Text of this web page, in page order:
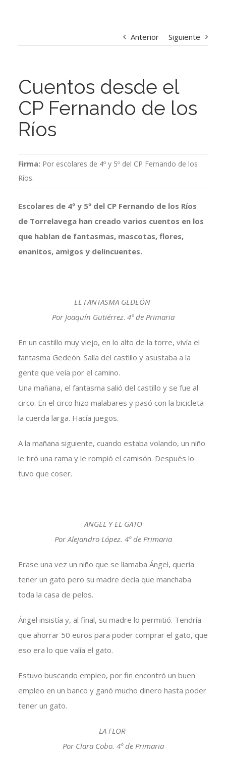
Anterior Siguiente
Cuentos desde el
CP Fernando de los
Ríos
Firma: Por escolares de 4º y 5º del CP Fernando de los
Ríos.
Escolares de 4º y 5º del CP Fernando de los Ríos
de Torrelavega han creado varios cuentos en los
que hablan de fantasmas, mascotas, flores,
enanitos, amigos y delincuentes.
EL FANTASMA GEDEÓN
Por Joaquín Gutiérrez. 4º de Primaria
En un castillo muy viejo, en lo alto de la torre, vivía el
fantasma Gedeón. Salía del castillo y asustaba a la
gente que veía por el camino.
Una mañana, el fantasma salió del castillo y se fue al
circo. En el circo hizo malabares y pasó con la bicicleta
la cuerda larga. Hacía juegos.
A la mañana siguiente, cuando estaba volando, un niño
le tiró una rama y le rompió el camisón. Después lo
tuvo que coser.
ANGEL Y EL GATO
Por Alejandro López. 4º de Primaria
Erase una vez un niño que se llamaba Ángel, quería
tener un gato pero su madre decía que manchaba
toda la casa de pelos.
Ángel insistía y, al final, su madre lo permitió. Tendría
que ahorrar 50 euros para poder comprar el gato, que
eso era lo que valía el gato.
Estuvo buscando empleo, por fin encontró un buen
empleo en un banco y ganó mucho dinero hasta poder
tener un gato.
LA FLOR
Por Clara Cobo. 4º de Primaria